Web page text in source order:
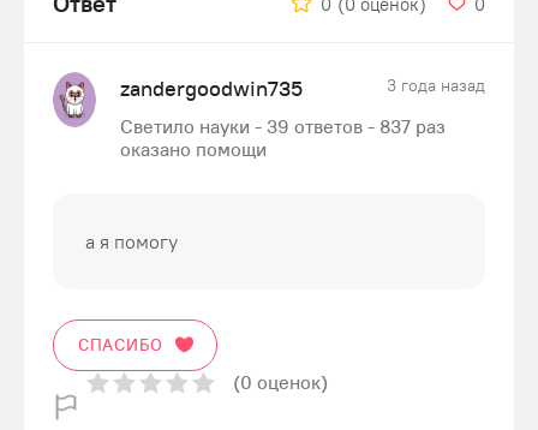
zandergoodwin735 3 года назад
Светило науки - 39 ответов - 837 раз
оказано помощи
а я помогу
СПАСИБО
(0 оценок)